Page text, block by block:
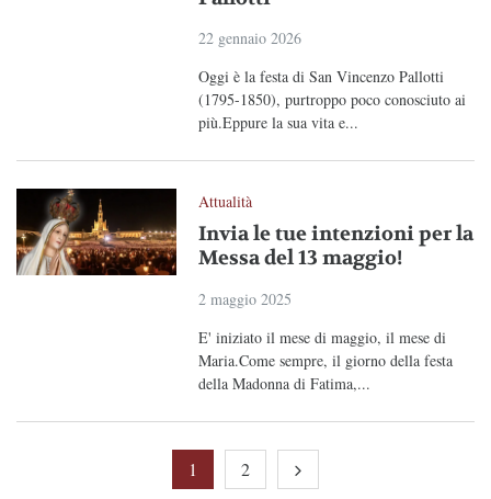
22 gennaio 2026
Oggi è la festa di San Vincenzo Pallotti
(1795-1850), purtroppo poco conosciuto ai
più.Eppure la sua vita e...
Attualità
Invia le tue intenzioni per la
Messa del 13 maggio!
2 maggio 2025
E' iniziato il mese di maggio, il mese di
Maria.Come sempre, il giorno della festa
della Madonna di Fatima,...
1 2